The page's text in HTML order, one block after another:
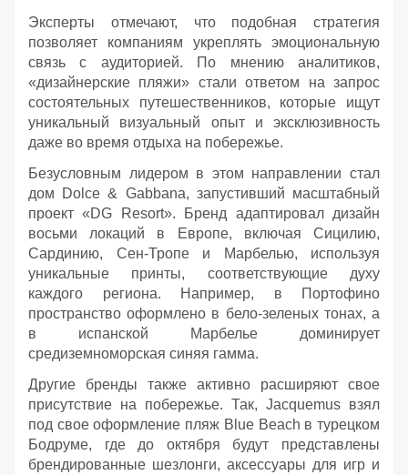
Эксперты отмечают, что подобная стратегия
позволяет компаниям укреплять эмоциональную
связь с аудиторией. По мнению аналитиков,
«дизайнерские пляжи» стали ответом на запрос
состоятельных путешественников, которые ищут
уникальный визуальный опыт и эксклюзивность
даже во время отдыха на побережье.
Безусловным лидером в этом направлении стал
дом Dolce & Gabbana, запустивший масштабный
проект «DG Resort». Бренд адаптировал дизайн
восьми локаций в Европе, включая Сицилию,
Сардинию, Сен-Тропе и Марбелью, используя
уникальные принты, соответствующие духу
каждого региона. Например, в Портофино
пространство оформлено в бело-зеленых тонах, а
в испанской Марбелье доминирует
средиземноморская синяя гамма.
Другие бренды также активно расширяют свое
присутствие на побережье. Так, Jacquemus взял
под свое оформление пляж Blue Beach в турецком
Бодруме, где до октября будут представлены
брендированные шезлонги, аксессуары для игр и